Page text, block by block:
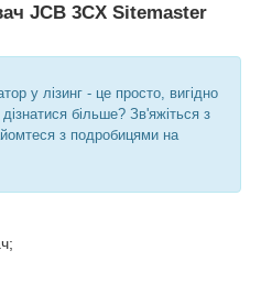
JCB 3CX Sitemaster
у лізинг - це просто, вигідно
більше? Зв'яжіться з
з подробицями на